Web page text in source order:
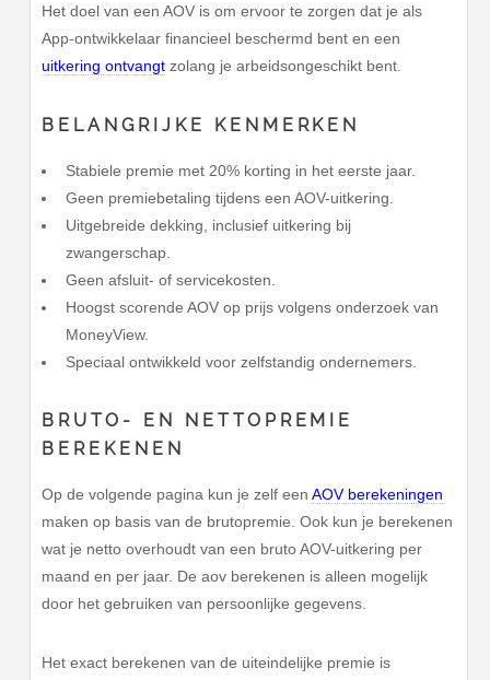
Het doel van een AOV is om ervoor te zorgen dat je als
App-ontwikkelaar financieel beschermd bent en een
uitkering ontvangt zolang je arbeidsongeschikt bent.
BELANGRIJKE KENMERKEN
Stabiele premie met 20% korting in het eerste jaar.
Geen premiebetaling tijdens een AOV-uitkering.
Uitgebreide dekking, inclusief uitkering bij
zwangerschap.
Geen afsluit- of servicekosten.
Hoogst scorende AOV op prijs volgens onderzoek van
MoneyView.
Speciaal ontwikkeld voor zelfstandig ondernemers.
BRUTO- EN NETTOPREMIE
BEREKENEN
Op de volgende pagina kun je zelf eenAOV berekeningen
maken op basis van de brutopremie. Ook kun je berekenen
wat je netto overhoudt van een bruto AOV-uitkering per
maand en per jaar. De aov berekenen is alleen mogelijk
door het gebruiken van persoonlijke gegevens.
Het exact berekenen van de uiteindelijke premie is